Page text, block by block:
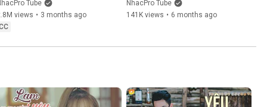
Em Quá Khứ Đau Lòng
Lỗi Vì Làm Em Khóc
Tube
views • 3 months ago
Anh Nghĩ Chắc Là Ý Trời
Nhưng Buồn Lắm Người Ơi...
NhacPro Tube
141K views • 6 months ago